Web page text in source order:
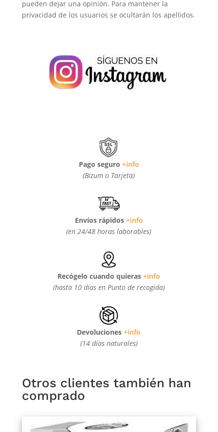
pueden dejar una opinión. Para mantener la
privacidad de los usuarios se ocultarán los apellidos.
Pago seguro +info
(Bizum o Tarjeta)
Envíos rápidos +info
(en 24/48 horas laborables)
Recógelo cuando quieras+info
(hasta 10 días en Punto de recogida)
Devoluciones+info
(14 días naturales)
Otros clientes también han
comprado